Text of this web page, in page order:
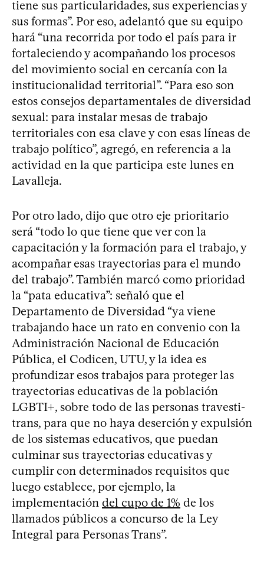
tiene sus particularidades, sus experiencias y
sus formas”. Por eso, adelantó que su equipo
hará “una recorrida por todo el país para ir
fortaleciendo y acompañando los procesos
del movimiento social en cercanía con la
institucionalidad territorial”. “Para eso son
estos consejos departamentales de diversidad
sexual: para instalar mesas de trabajo
territoriales con esa clave y con esas líneas de
trabajo político”, agregó, en referencia a la
actividad en la que participa este lunes en
Lavalleja.
Por otro lado, dijo que otro eje prioritario
será “todo lo que tiene que ver con la
capacitación y la formación para el trabajo, y
acompañar esas trayectorias para el mundo
del trabajo”. También marcó como prioridad
la “pata educativa”: señaló que el
Departamento de Diversidad “ya viene
trabajando hace un rato en convenio con la
Administración Nacional de Educación
Pública, el Codicen, UTU, y la idea es
profundizar esos trabajos para proteger las
trayectorias educativas de la población
LGBTI+, sobre todo de las personas travesti-
trans, para que no haya deserción y expulsión
de los sistemas educativos, que puedan
culminar sus trayectorias educativas y
cumplir con determinados requisitos que
luego establece, por ejemplo, la
implementación del cupo de 1% de los
llamados públicos a concurso de la Ley
Integral para Personas Trans”.